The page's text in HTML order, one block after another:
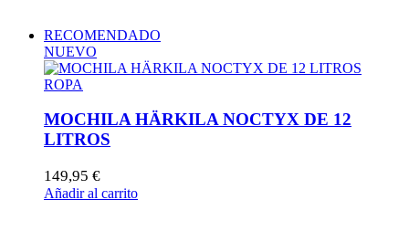
RECOMENDADO
NUEVO
ROPA
MOCHILA HÄRKILA NOCTYX DE 12
LITROS
149,95 €
Añadir al carrito